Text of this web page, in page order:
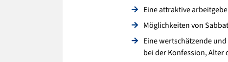
Eine attraktive
Möglichkeiten von
Eine wertschätzende
bei der Konfession, Alter